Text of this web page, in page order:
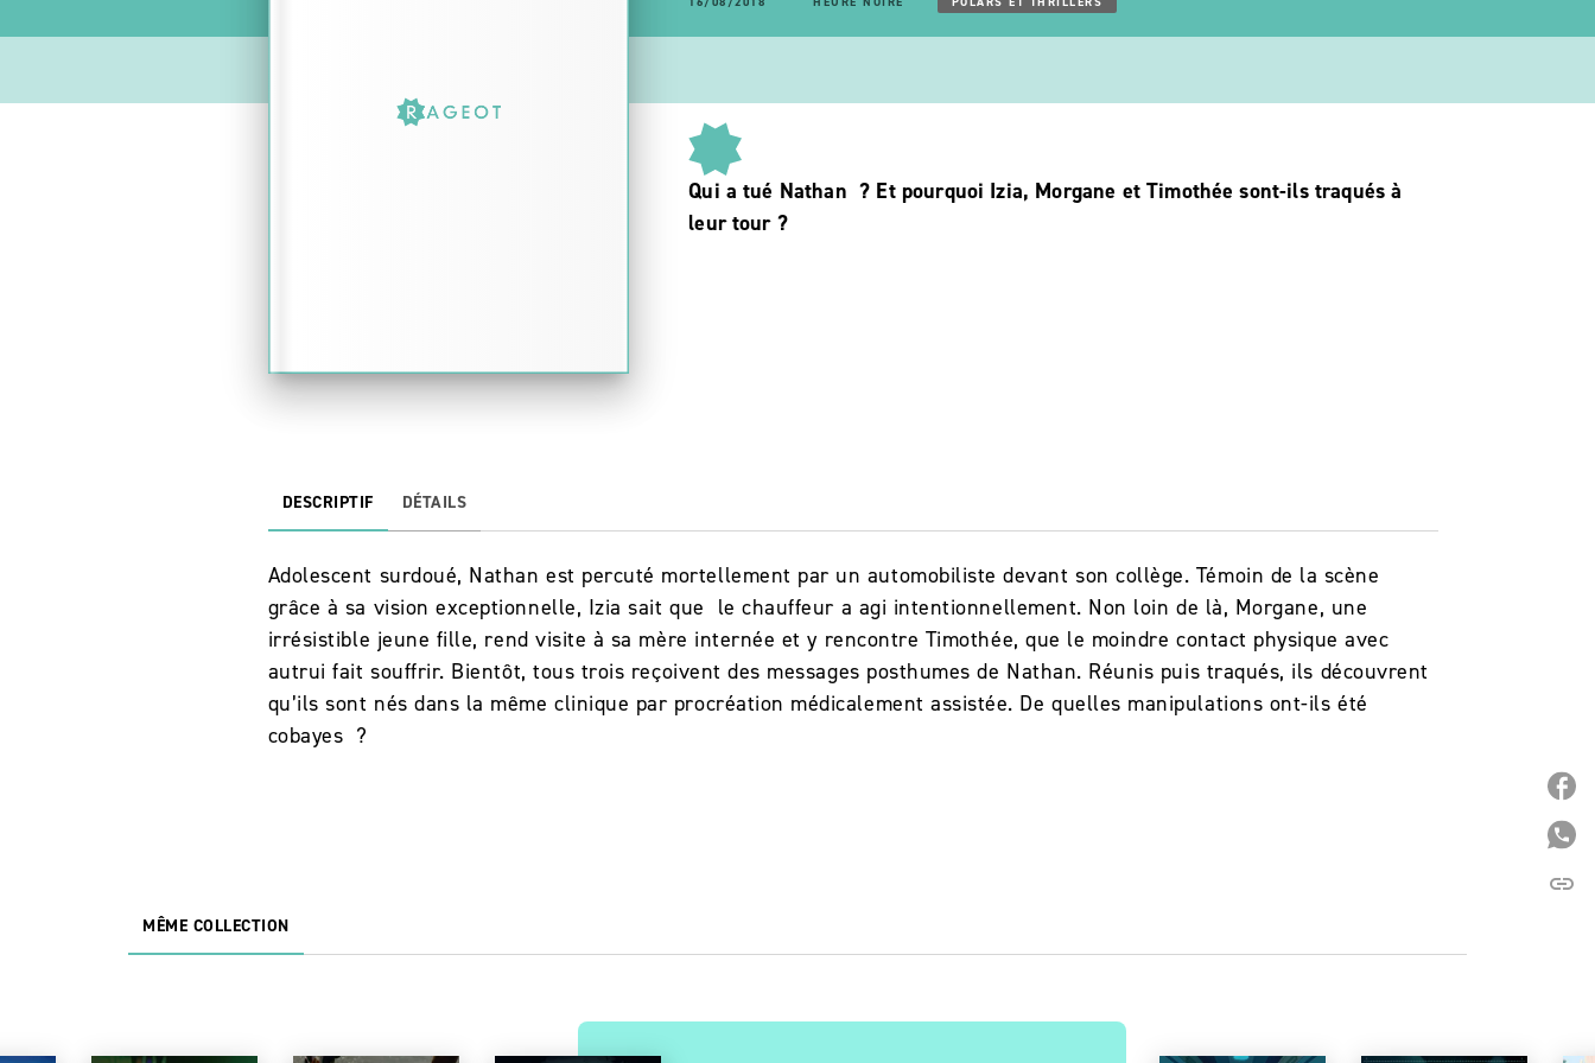
Qui a tué Nathan ? Et pourquoi Izia, Morgane et Timothée sont-ils traqués à
leur tour ?
DESCRIPTIF DÉTAILS
Adolescent surdoué, Nathan est percuté mortellement par un automobiliste devant son collège. Témoin de la scène
grâce à sa vision exceptionnelle, Izia sait que le chauffeur a agi intentionnellement. Non loin de là, Morgane, une
irrésistible jeune fille, rend visite à sa mère internée et y rencontre Timothée, que le moindre contact physique avec
autrui fait souffrir. Bientôt, tous trois reçoivent des messages posthumes de Nathan. Réunis puis traqués, ils découvrent
qu’ils sont nés dans la même clinique par procréation médicalement assistée. De quelles manipulations ont-ils été
cobayes ?
MÊME COLLECTION
link